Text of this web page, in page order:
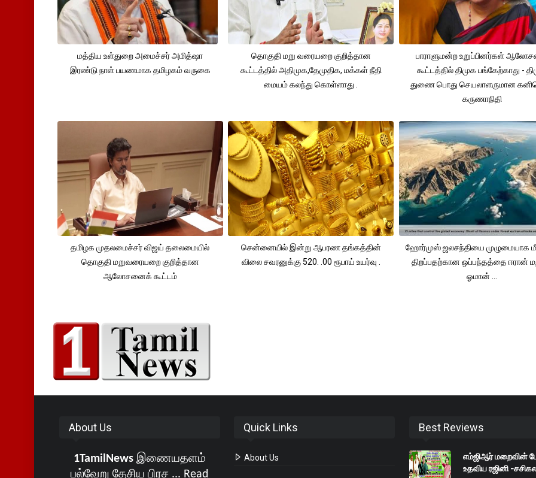
மத்திய உள்துறை அமைச்சர் அமித்ஷா
இரண்டு நாள் பயணமாக தமிழகம் வருகை
தொகுதி மறு வரையறை குறித்தான
கூட்டத்தில் அதிமுக,தேமுதிக, மக்கள் நீதி
மையம் கலந்து கொள்ளாது .
பாராளுமன்ற உறுப்பினர்கள்
கூட்டத்தில் திமுக பங்கேற்காது -
துணை பொது செயலாளருமான
கருணாநிதி
தமிழக முதலமைச்சர் விஜய் தலைமையில்
தொகுதி மறுவரையறை குறித்தான
ஆலோசனைக் கூட்டம்
சென்னையில் இன்று ஆபரண தங்கத்தின்
விலை சவரனுக்கு 520. .00 ரூபாய் உயர்வு .
ஹோர்முஸ் ஜலசந்தியை முழுமையாக
திறப்பதற்கான ஒப்பந்தத்தை ஈரான்
ஓமான் ...
About Us
1TamilNewsஇணையதளம்
பல்வேறு தேசிய பிரச ... Read
Quick Links
About Us
Best Reviews
எம்ஜிஆர் மறைவின்
உதவிய ரஜினி -